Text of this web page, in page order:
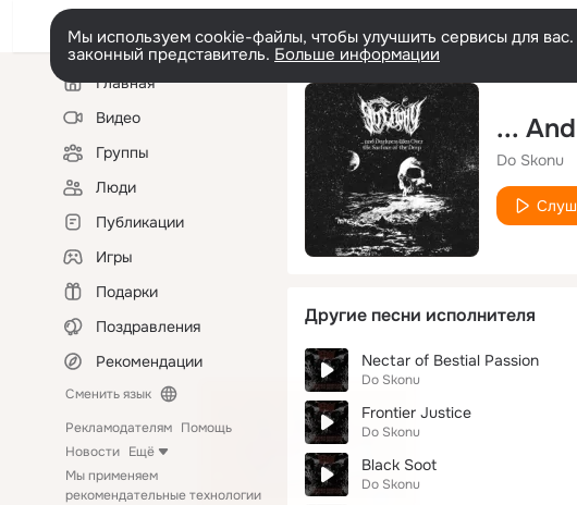
Мы используем cookie-файлы, чтобы улучшить сервисы для
законный представитель. Больше информации
Левая
колонкаГлавная
Видео
Группы
Люди
Публикации
Игры
Подарки
Поздравления
Рекомендации
Сменить язык
Рекламодателям Помощь
Новости Ещё
Мы применяем
рекомендательные технологии
Do Skonu
Другие песни исполнителя
Nectar of Bestial Passion
Do Skonu
Frontier Justice
Do Skonu
Black Soot
Do Skonu